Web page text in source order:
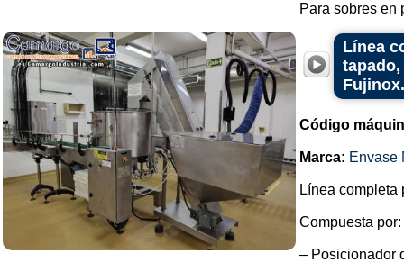
Para sobres en
Línea
Fujinox.
Código
Marca: Envase
Línea completa
Compuesta por:
– Posicionador